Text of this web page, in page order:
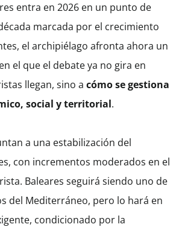
entra en 2026 en un punto de
marcada por el crecimiento
el archipiélago afronta ahora un
el que el debate ya no gira en
llegan, sino a cómo se gestiona
social y territorial.
a una estabilización del
con incrementos moderados en el
Baleares seguirá siendo uno de
del Mediterráneo, pero lo hará en
condicionado por la